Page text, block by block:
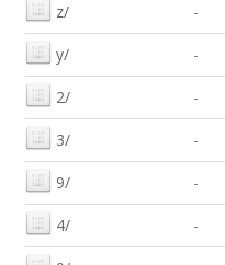
z/ -
y/ -
2/ -
3/ -
9/ -
4/ -